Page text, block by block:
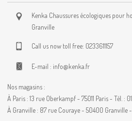
Kenka Chaussures écologiques pour
Granville
Call us now toll free: 0233611157
E-mail : info@kenka.fr
Nos magasins :
À Paris : 13 rue Oberkampf - 75011 Paris - Tél. :
À Granville : 87 rue Couraye - 50400 Granville -